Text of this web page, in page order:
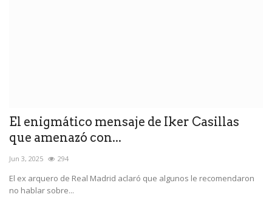
El enigmático mensaje de Iker Casillas
que amenazó con...
Jun 3, 2025 294
El ex arquero de Real Madrid aclaró que algunos le recomendaron
no hablar sobre...